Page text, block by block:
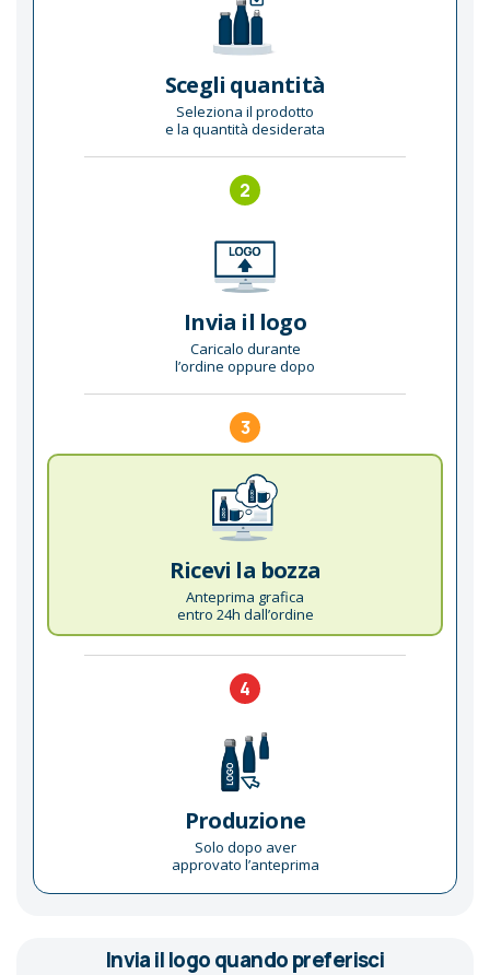
Scegli quantità
Seleziona il prodotto
e la quantità desiderata
2
Invia il logo
Caricalo durante
l’ordine oppure dopo
3
Ricevi la bozza
Anteprima grafica
entro 24h dall’ordine
4
Produzione
Solo dopo aver
approvato l’anteprima
Invia il logo quando preferisci